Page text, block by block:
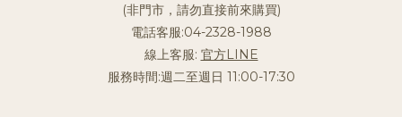
(非門市，請勿直接前來購買)
電話客服:04-2328-1988
線上客服: 官方LINE
服務時間:週二至週日 11:00-17:30